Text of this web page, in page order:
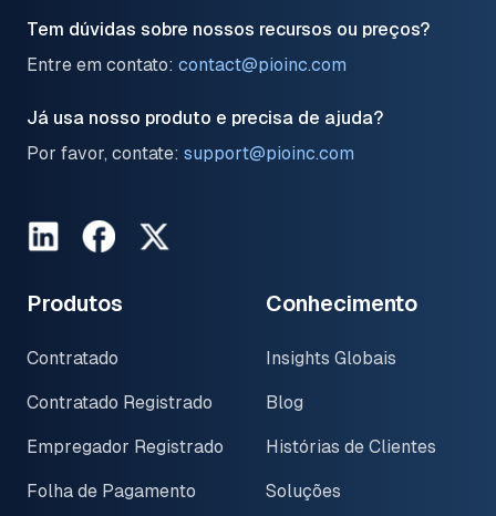
Tem dúvidas sobre nossos recursos ou preços?
Entre em contato: contact@pioinc.com
Já usa nosso produto e precisa de ajuda?
Por favor, contate: support@pioinc.com
LinkedInFacebookTwitter
Produtos
Contratado
Contratado Registrado
Empregador Registrado
Folha de Pagamento
Conhecimento
Insights Globais
Blog
Histórias de Clientes
Soluções